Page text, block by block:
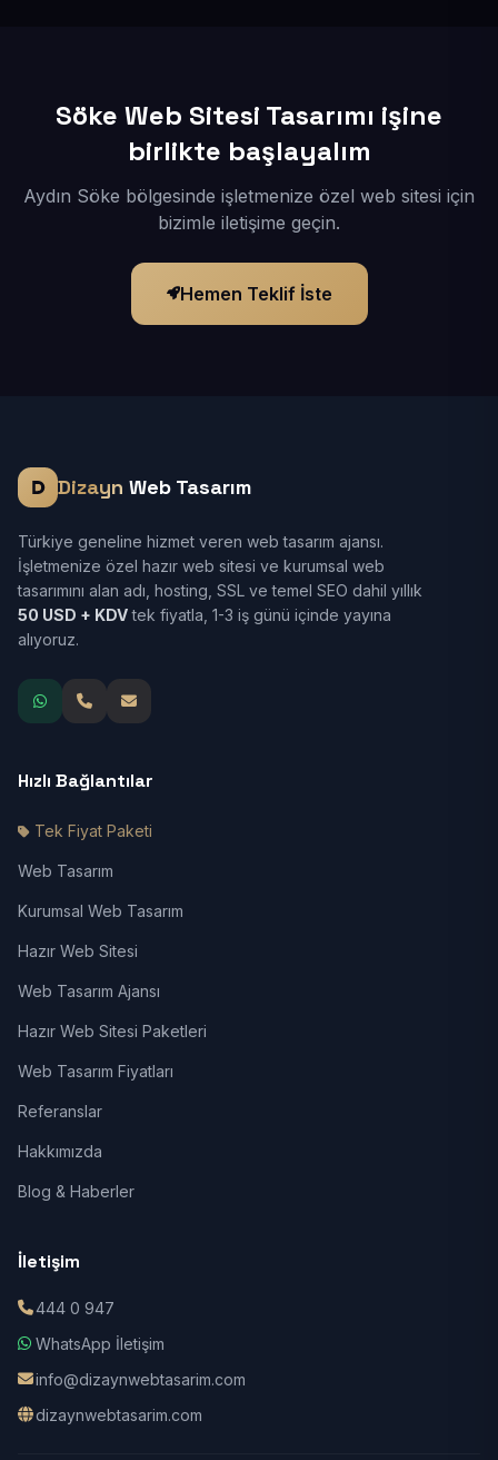
Söke Web Sitesi Tasarımı işine
birlikte başlayalım
Aydın Söke bölgesinde işletmenize özel web sitesi için
bizimle iletişime geçin.
Hemen Teklif İste
Dizayn Web Tasarım
Türkiye geneline hizmet veren web tasarım ajansı.
İşletmenize özel hazır web sitesi ve kurumsal web
tasarımını alan adı, hosting, SSL ve temel SEO dahil yıllık
50 USD + KDVtek fiyatla, 1-3 iş günü içinde yayına
alıyoruz.
Hızlı Bağlantılar
Tek Fiyat Paketi
Web Tasarım
Kurumsal Web Tasarım
Hazır Web Sitesi
Web Tasarım Ajansı
Hazır Web Sitesi Paketleri
Web Tasarım Fiyatları
Referanslar
Hakkımızda
Blog & Haberler
İletişim
444 0 947
WhatsApp İletişim
info@dizaynwebtasarim.com
dizaynwebtasarim.com